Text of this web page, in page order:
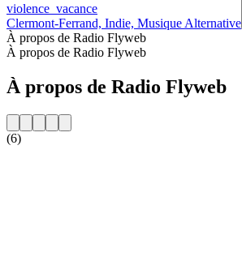
violence_vacance
Clermont-Ferrand, Indie, Musique Alternative
À propos de Radio Flyweb
À propos de Radio Flyweb
À propos de Radio Flyweb
(6)